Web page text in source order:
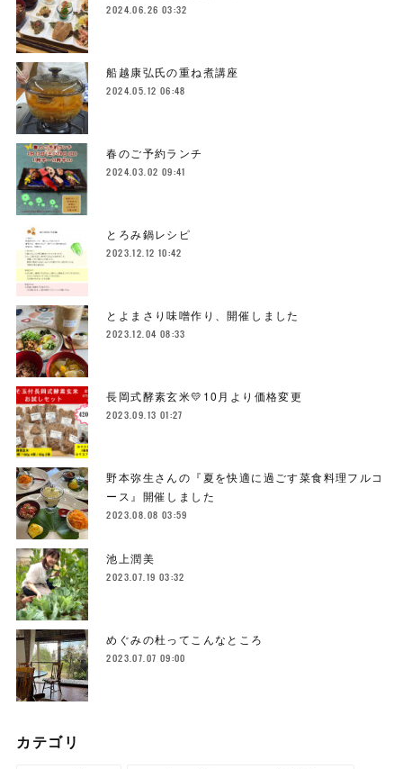
2024.06.26 03:32
船越康弘氏の重ね煮講座
2024.05.12 06:48
春のご予約ランチ
2024.03.02 09:41
とろみ鍋レシピ
2023.12.12 10:42
とよまさり味噌作り、開催しました
2023.12.04 08:33
長岡式酵素玄米💛10月より価格変更
2023.09.13 01:27
野本弥生さんの『夏を快適に過ごす菜食料理フルコ
ース』開催しました
2023.08.08 03:59
池上潤美
2023.07.19 03:32
めぐみの杜ってこんなところ
2023.07.07 09:00
カテゴリ